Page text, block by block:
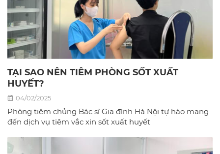
TẠI SAO NÊN TIÊM PHÒNG SỐT XUẤT
HUYẾT?
04/02/2025
Phòng tiêm chủng Bác sĩ Gia đình Hà Nội tự hào mang
đến dịch vụ tiêm vắc xin sốt xuất huyết